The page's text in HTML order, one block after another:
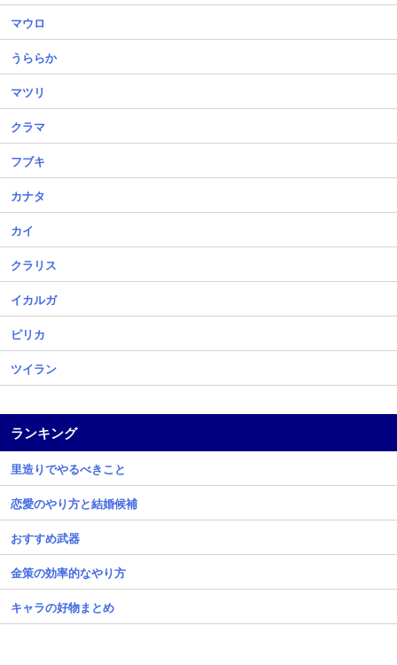
マウロ
うららか
マツリ
クラマ
フブキ
カナタ
カイ
クラリス
イカルガ
ピリカ
ツイラン
ランキング
里造りでやるべきこと
恋愛のやり方と結婚候補
おすすめ武器
金策の効率的なやり方
キャラの好物まとめ